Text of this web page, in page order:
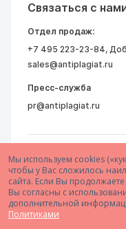
Мы используем cookies
чтобы у Вас сложилось
сайта. Если Вы
Вы согласны с
дополнительной
Политиками
Связаться с
Отдел продаж:
+7 495 223-23-84,
sales@antiplagiat.ru
Пресс-служба
pr@antiplagiat.ru